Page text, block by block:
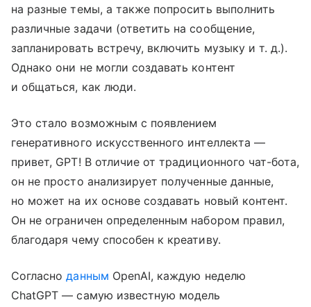
на разные темы, а также попросить выполнить
различные задачи (ответить на сообщение,
запланировать встречу, включить музыку и т. д.).
Однако они не могли создавать контент
и общаться, как люди.
Это стало возможным с появлением
генеративного искусственного интеллекта —
привет, GPT! В отличие от традиционного чат-бота,
он не просто анализирует полученные данные,
но может на их основе создавать новый контент.
Он не ограничен определенным набором правил,
благодаря чему способен к креативу.
Согласноданным OpenAI, каждую неделю
ChatGPT — самую известную модель